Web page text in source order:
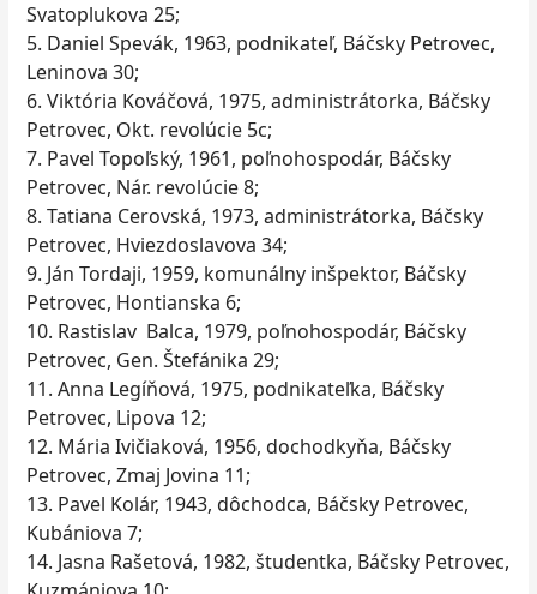
Svatoplukova 25;
5. Daniel Spevák, 1963, podnikateľ, Báčsky Petrovec,
Leninova 30;
6. Viktória Kováčová, 1975, administrátorka, Báčsky
Petrovec, Okt. revolúcie 5c;
7. Pavel Topoľský, 1961, poľnohospodár, Báčsky
Petrovec, Nár. revolúcie 8;
8. Tatiana Cerovská, 1973, administrátorka, Báčsky
Petrovec, Hviezdoslavova 34;
9. Ján Tordaji, 1959, komunálny inšpektor, Báčsky
Petrovec, Hontianska 6;
10. Rastislav Balca, 1979, poľnohospodár, Báčsky
Petrovec, Gen. Štefánika 29;
11. Anna Legíňová, 1975, podnikateľka, Báčsky
Petrovec, Lipova 12;
12. Mária Ivičiaková, 1956, dochodkyňa, Báčsky
Petrovec, Zmaj Jovina 11;
13. Pavel Kolár, 1943, dôchodca, Báčsky Petrovec,
Kubániova 7;
14. Jasna Rašetová, 1982, študentka, Báčsky Petrovec,